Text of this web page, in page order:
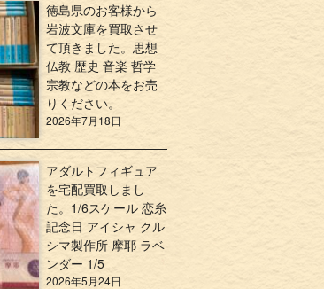
徳島県のお客様から
岩波文庫を買取させ
て頂きました。思想
仏教 歴史 音楽 哲学
宗教などの本をお売
りください。
2026年7月18日
アダルトフィギュア
を宅配買取しまし
た。1/6スケール 恋糸
記念日 アイシャ クル
シマ製作所 摩耶 ラベ
ンダー 1/5
2026年5月24日